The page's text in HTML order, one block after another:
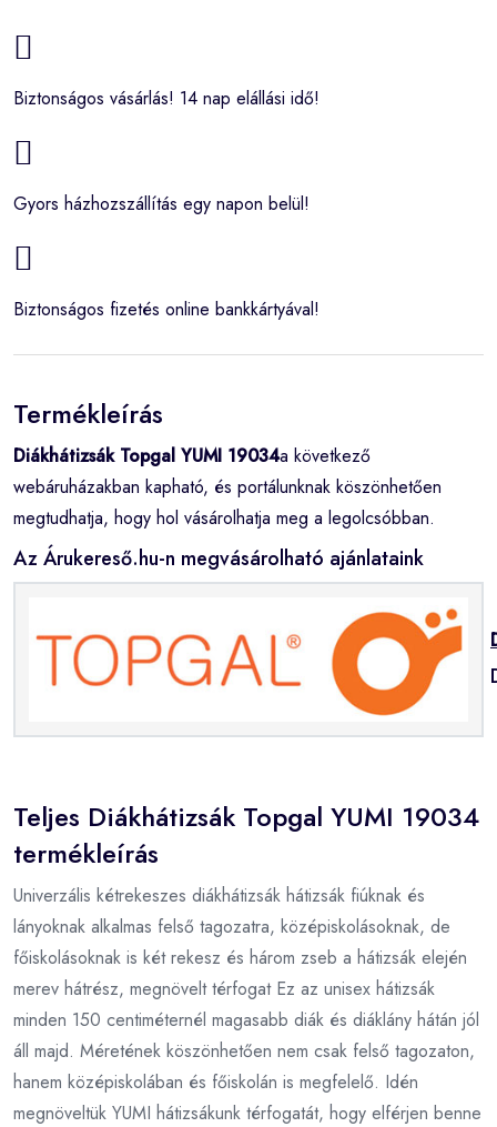
Biztonságos vásárlás! 14 nap elállási idő!
Gyors házhozszállítás egy napon belül!
Biztonságos fizetés online bankkártyával!
Termékleírás
Diákhátizsák Topgal YUMI 19034a következő
webáruházakban kapható, és portálunknak köszönhetően
megtudhatja, hogy hol vásárolhatja meg a legolcsóbban.
Az Árukereső.hu-n megvásárolható ajánlataink
Teljes Diákhátizsák Topgal YUMI 19034
termékleírás
Univerzális kétrekeszes diákhátizsák hátizsák fiúknak és
lányoknak alkalmas felső tagozatra, középiskolásoknak, de
főiskolásoknak is két rekesz és három zseb a hátizsák elején
merev hátrész, megnövelt térfogat Ez az unisex hátizsák
minden 150 centiméternél magasabb diák és diáklány hátán jól
áll majd. Méretének köszönhetően nem csak felső tagozaton,
hanem középiskolában és főiskolán is megfelelő. Idén
megnöveltük YUMI hátizsákunk térfogatát, hogy elférjen benne